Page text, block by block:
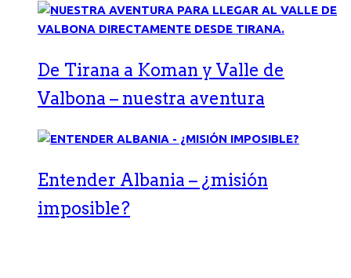
De Tirana a Koman y Valle de
Valbona – nuestra aventura
Entender Albania – ¿misión
imposible?